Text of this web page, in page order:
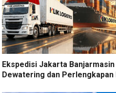
Ekspedisi Jakarta
Dewatering dan